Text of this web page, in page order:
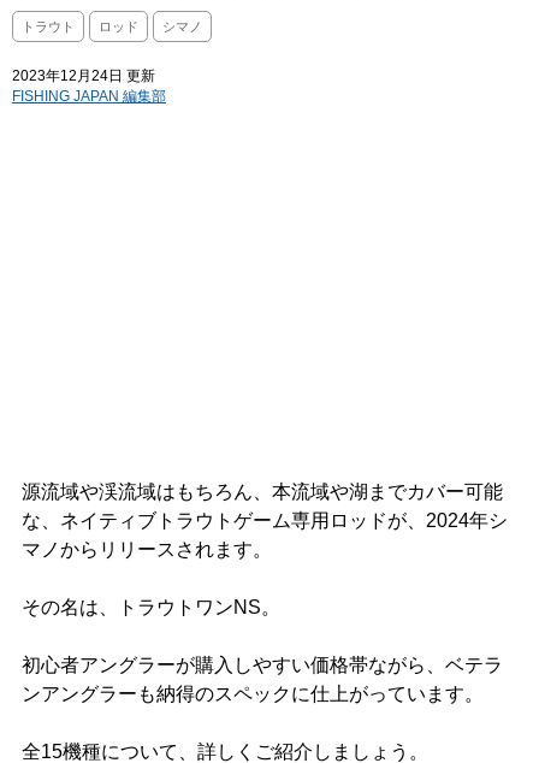
トラウト ロッド シマノ
2023年12月24日 更新
FISHING JAPAN 編集部
源流域や渓流域はもちろん、本流域や湖までカバー可能
な、ネイティブトラウトゲーム専用ロッドが、2024年シ
マノからリリースされます。
その名は、トラウトワンNS。
初心者アングラーが購入しやすい価格帯ながら、ベテラ
ンアングラーも納得のスペックに仕上がっています。
全15機種について、詳しくご紹介しましょう。